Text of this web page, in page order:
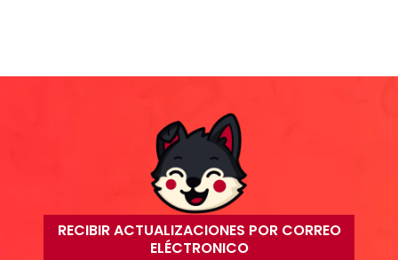
RECIBIR ACTUALIZACIONES POR CORREO
ELÉCTRONICO